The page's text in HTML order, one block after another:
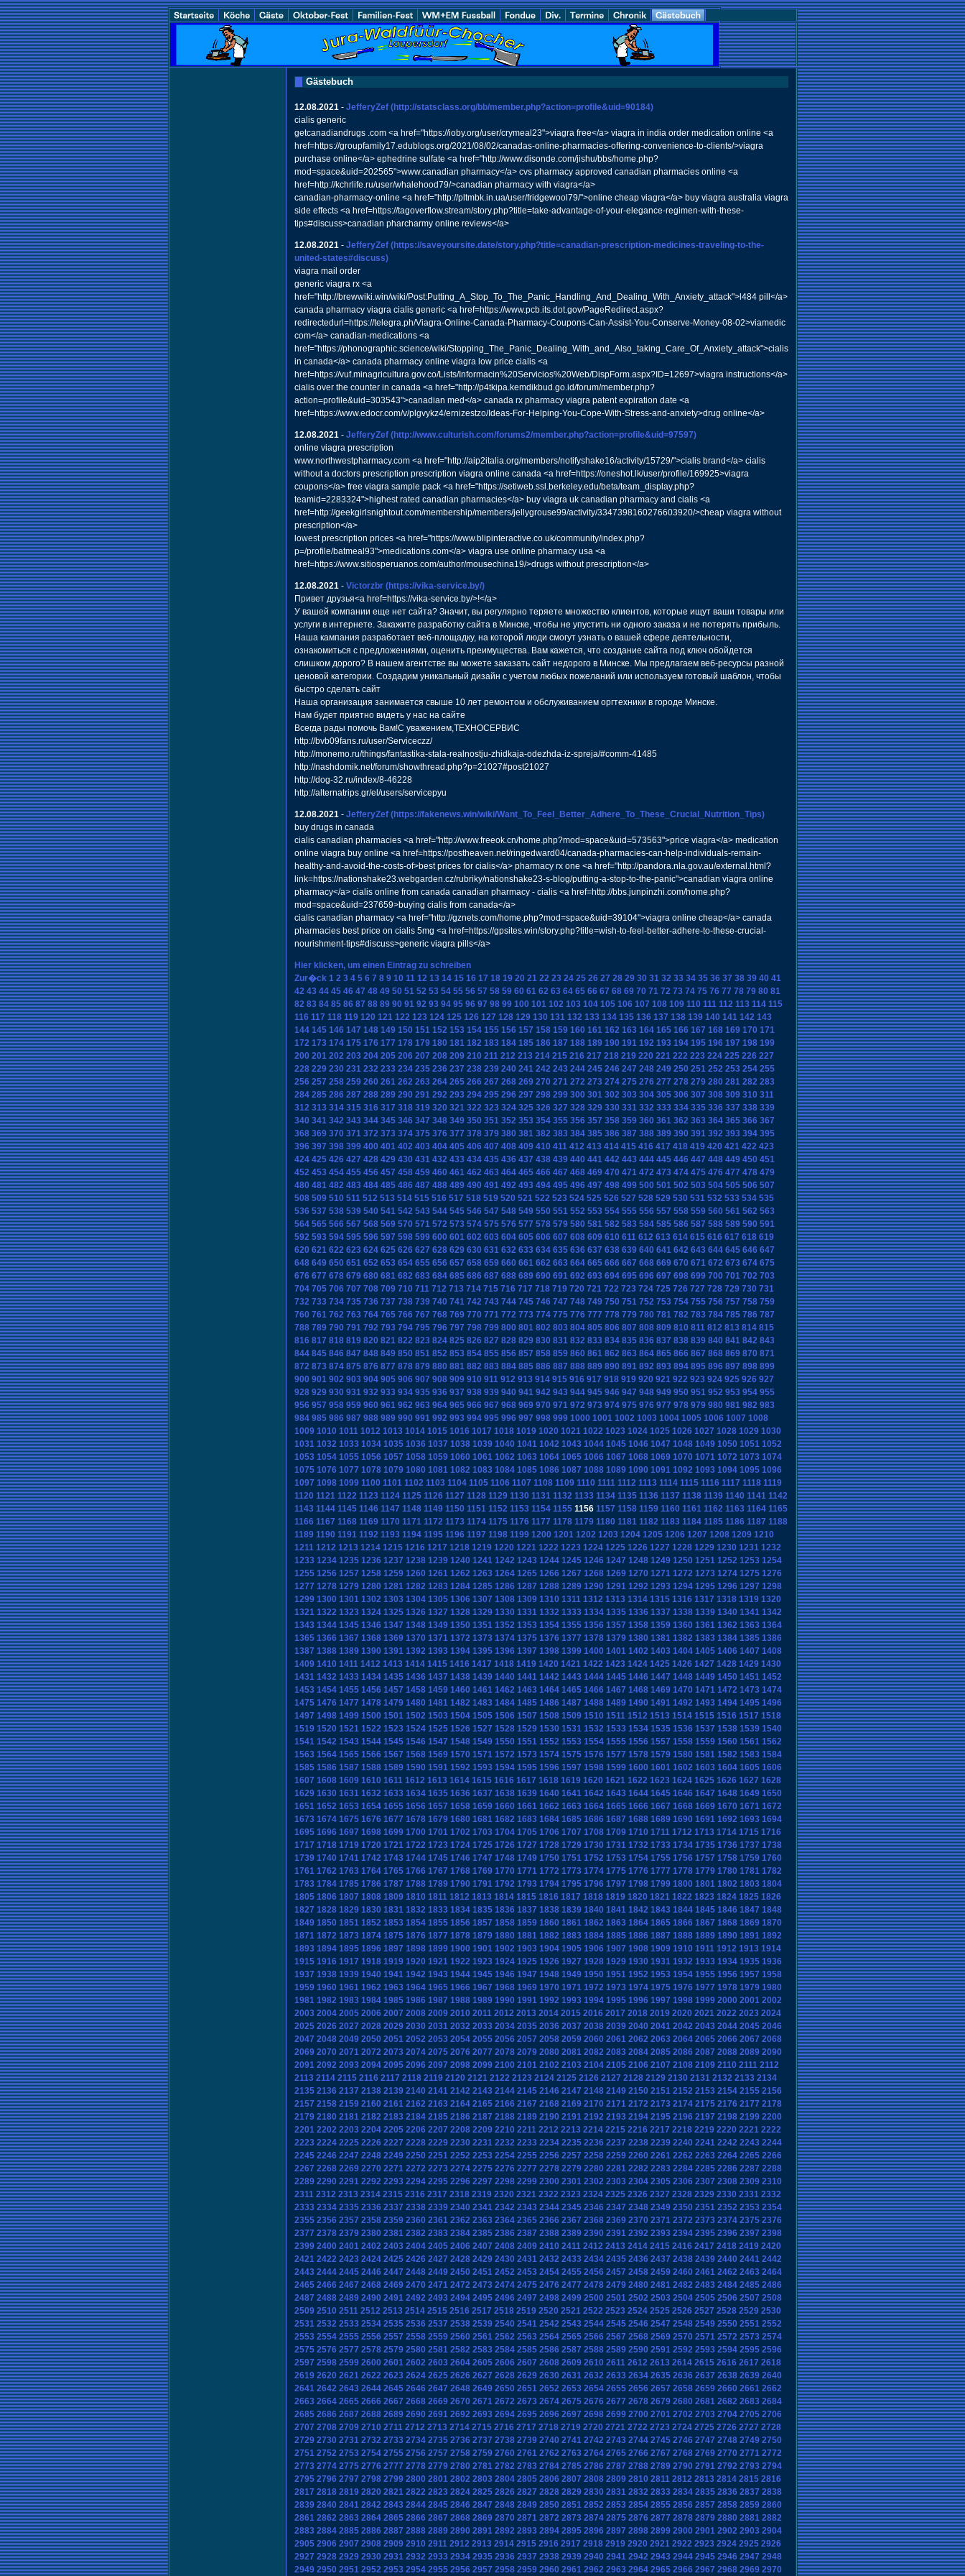
Gästebuch
12.08.2021- JefferyZef (http://statsclass.org/bb/member.php?action=profile&uid=90184)
cialis generic
getcanadiandrugs .com <a href="https://ioby.org/user/crymeal23">viagra free</a> viagra in india order medication online <a
href=https://groupfamily17.edublogs.org/2021/08/02/canadas-online-pharmacies-offering-convenience-to-clients/>viagra
purchase online</a> ephedrine sulfate <a href="http://www.disonde.com/jishu/bbs/home.php?
mod=space&uid=202565">www.canadian pharmacy</a> cvs pharmacy approved canadian pharmacies online <a
href=http://kchrlife.ru/user/whalehood79/>canadian pharmacy with viagra</a>
canadian-pharmacy-online <a href="http://pltmbk.in.ua/user/fridgewool79/">online cheap viagra</a> buy viagra australia viagra
side effects <a href=https://tagoverflow.stream/story.php?title=take-advantage-of-your-elegance-regimen-with-these-
tips#discuss>canadian pharcharmy online reviews</a>
12.08.2021- JefferyZef (https://saveyoursite.date/story.php?title=canadian-prescription-medicines-traveling-to-the-
united-states#discuss)
viagra mail order
generic viagra rx <a
href="http://brewwiki.win/wiki/Post:Putting_A_Stop_To_The_Panic_Handling_And_Dealing_With_Anxiety_attack">l484 pill</a>
canada pharmacy viagra cialis generic <a href=https://www.pcb.its.dot.gov/PageRedirect.aspx?
redirectedurl=https://telegra.ph/Viagra-Online-Canada-Pharmacy-Coupons-Can-Assist-You-Conserve-Money-08-02>viamedic
com</a> canadian-medications <a
href="https://phonographic.science/wiki/Stopping_The_Panic_Dealing_With_and_Also_taking_Care_Of_Anxiety_attack">cialis
in canada</a> canada pharmacy online viagra low price cialis <a
href=https://vuf.minagricultura.gov.co/Lists/Informacin%20Servicios%20Web/DispForm.aspx?ID=12697>viagra instructions</a>
cialis over the counter in canada <a href="http://p4tkipa.kemdikbud.go.id/forum/member.php?
action=profile&uid=303543">canadian med</a> canada rx pharmacy viagra patent expiration date <a
href=https://www.edocr.com/v/plgvykz4/ernizestzo/Ideas-For-Helping-You-Cope-With-Stress-and-anxiety>drug online</a>
12.08.2021- JefferyZef (http://www.culturish.com/forums2/member.php?action=profile&uid=97597)
online viagra prescription
www.northwestpharmacy.com <a href="http://aip2italia.org/members/notifyshake16/activity/15729/">cialis brand</a> cialis
without a doctors prescription prescription viagra online canada <a href=https://oneshot.lk/user/profile/169925>viagra
coupons</a> free viagra sample pack <a href="https://setiweb.ssl.berkeley.edu/beta/team_display.php?
teamid=2283324">highest rated canadian pharmacies</a> buy viagra uk canadian pharmacy and cialis <a
href=http://geekgirlsnightout.com/membership/members/jellygrouse99/activity/3347398160276603920/>cheap viagra without
prescription</a>
lowest prescription prices <a href="https://www.blipinteractive.co.uk/community/index.php?
p=/profile/batmeal93">medications.com</a> viagra use online pharmacy usa <a
href=https://www.sitiosperuanos.com/author/mousechina19/>drugs without prescription</a>
12.08.2021- Victorzbr (https://vika-service.by/)
Привет друзья<a href=https://vika-service.by/>!</a>
У вашей компании еще нет сайта? Значит, вы регулярно теряете множество клиентов, которые ищут ваши товары или
услуги в интернете. Закажите разработку сайта в Минске, чтобы не упустить ни одного заказа и не потерять прибыль.
Наша кампания разработает веб-площадку, на которой люди смогут узнать о вашей сфере деятельности,
ознакомиться с предложениями, оценить преимущества. Вам кажется, что создание сайта под ключ обойдется
слишком дорого? В нашем агентстве вы можете заказать сайт недорого в Минске. Мы предлагаем веб-ресурсы разной
ценовой категории. Создадим уникальный дизайн с учетом любых пожеланий или используем готовый шаблон, чтобы
быстро сделать сайт
Наша организация занимается свыше 10 лет ремонтом и обслуживанием оргтехники в городе Минске.
Нам будет приятно видеть у нас на сайте
Всегда рады помочь Вам!С уважением,ТЕХНОСЕРВИC
http://bvb09fans.ru/user/Serviceczz/
http://monemo.ru/things/fantastika-stala-realnostju-zhidkaja-odezhda-iz-spreja/#comm-41485
http://nashdomik.net/forum/showthread.php?p=21027#post21027
http://dog-32.ru/index/8-46228
http://alternatrips.gr/el/users/servicepyu
12.08.2021- JefferyZef (https://fakenews.win/wiki/Want_To_Feel_Better_Adhere_To_These_Crucial_Nutrition_Tips)
buy drugs in canada
cialis canadian pharmacies <a href="http://www.freeok.cn/home.php?mod=space&uid=573563">price viagra</a> medication
online viagra buy online <a href=https://postheaven.net/ringedward04/canada-pharmacies-can-help-individuals-remain-
healthy-and-avoid-the-costs-of>best prices for cialis</a> pharmacy rx one <a href="http://pandora.nla.gov.au/external.html?
link=https://nationshake23.webgarden.cz/rubriky/nationshake23-s-blog/putting-a-stop-to-the-panic">canadian viagra online
pharmacy</a> cialis online from canada canadian pharmacy - cialis <a href=http://bbs.junpinzhi.com/home.php?
mod=space&uid=237659>buying cialis from canada</a>
cialis canadian pharmacy <a href="http://gznets.com/home.php?mod=space&uid=39104">viagra online cheap</a> canada
pharmacies best price on cialis 5mg <a href=https://gpsites.win/story.php?title=wish-to-feel-better-adhere-to-these-crucial-
nourishment-tips#discuss>generic viagra pills</a>
Hier klicken, um einen Eintrag zu schreiben
Zur�ck 1 2 3 4 5 6 7 8 9 10 11 12 13 14 15 16 17 18 19 20 21 22 23 24 25 26 27 28 29 30 31 32 33 34 35 36 37 38 39 40 41
42 43 44 45 46 47 48 49 50 51 52 53 54 55 56 57 58 59 60 61 62 63 64 65 66 67 68 69 70 71 72 73 74 75 76 77 78 79 80 81
82 83 84 85 86 87 88 89 90 91 92 93 94 95 96 97 98 99 100 101 102 103 104 105 106 107 108 109 110 111 112 113 114 115
116 117 118 119 120 121 122 123 124 125 126 127 128 129 130 131 132 133 134 135 136 137 138 139 140 141 142 143
144 145 146 147 148 149 150 151 152 153 154 155 156 157 158 159 160 161 162 163 164 165 166 167 168 169 170 171
172 173 174 175 176 177 178 179 180 181 182 183 184 185 186 187 188 189 190 191 192 193 194 195 196 197 198 199
200 201 202 203 204 205 206 207 208 209 210 211 212 213 214 215 216 217 218 219 220 221 222 223 224 225 226 227
228 229 230 231 232 233 234 235 236 237 238 239 240 241 242 243 244 245 246 247 248 249 250 251 252 253 254 255
256 257 258 259 260 261 262 263 264 265 266 267 268 269 270 271 272 273 274 275 276 277 278 279 280 281 282 283
284 285 286 287 288 289 290 291 292 293 294 295 296 297 298 299 300 301 302 303 304 305 306 307 308 309 310 311
312 313 314 315 316 317 318 319 320 321 322 323 324 325 326 327 328 329 330 331 332 333 334 335 336 337 338 339
340 341 342 343 344 345 346 347 348 349 350 351 352 353 354 355 356 357 358 359 360 361 362 363 364 365 366 367
368 369 370 371 372 373 374 375 376 377 378 379 380 381 382 383 384 385 386 387 388 389 390 391 392 393 394 395
396 397 398 399 400 401 402 403 404 405 406 407 408 409 410 411 412 413 414 415 416 417 418 419 420 421 422 423
424 425 426 427 428 429 430 431 432 433 434 435 436 437 438 439 440 441 442 443 444 445 446 447 448 449 450 451
452 453 454 455 456 457 458 459 460 461 462 463 464 465 466 467 468 469 470 471 472 473 474 475 476 477 478 479
480 481 482 483 484 485 486 487 488 489 490 491 492 493 494 495 496 497 498 499 500 501 502 503 504 505 506 507
508 509 510 511 512 513 514 515 516 517 518 519 520 521 522 523 524 525 526 527 528 529 530 531 532 533 534 535
536 537 538 539 540 541 542 543 544 545 546 547 548 549 550 551 552 553 554 555 556 557 558 559 560 561 562 563
564 565 566 567 568 569 570 571 572 573 574 575 576 577 578 579 580 581 582 583 584 585 586 587 588 589 590 591
592 593 594 595 596 597 598 599 600 601 602 603 604 605 606 607 608 609 610 611 612 613 614 615 616 617 618 619
620 621 622 623 624 625 626 627 628 629 630 631 632 633 634 635 636 637 638 639 640 641 642 643 644 645 646 647
648 649 650 651 652 653 654 655 656 657 658 659 660 661 662 663 664 665 666 667 668 669 670 671 672 673 674 675
676 677 678 679 680 681 682 683 684 685 686 687 688 689 690 691 692 693 694 695 696 697 698 699 700 701 702 703
704 705 706 707 708 709 710 711 712 713 714 715 716 717 718 719 720 721 722 723 724 725 726 727 728 729 730 731
732 733 734 735 736 737 738 739 740 741 742 743 744 745 746 747 748 749 750 751 752 753 754 755 756 757 758 759
760 761 762 763 764 765 766 767 768 769 770 771 772 773 774 775 776 777 778 779 780 781 782 783 784 785 786 787
788 789 790 791 792 793 794 795 796 797 798 799 800 801 802 803 804 805 806 807 808 809 810 811 812 813 814 815
816 817 818 819 820 821 822 823 824 825 826 827 828 829 830 831 832 833 834 835 836 837 838 839 840 841 842 843
844 845 846 847 848 849 850 851 852 853 854 855 856 857 858 859 860 861 862 863 864 865 866 867 868 869 870 871
872 873 874 875 876 877 878 879 880 881 882 883 884 885 886 887 888 889 890 891 892 893 894 895 896 897 898 899
900 901 902 903 904 905 906 907 908 909 910 911 912 913 914 915 916 917 918 919 920 921 922 923 924 925 926 927
928 929 930 931 932 933 934 935 936 937 938 939 940 941 942 943 944 945 946 947 948 949 950 951 952 953 954 955
956 957 958 959 960 961 962 963 964 965 966 967 968 969 970 971 972 973 974 975 976 977 978 979 980 981 982 983
984 985 986 987 988 989 990 991 992 993 994 995 996 997 998 999 1000 1001 1002 1003 1004 1005 1006 1007 1008
1009 1010 1011 1012 1013 1014 1015 1016 1017 1018 1019 1020 1021 1022 1023 1024 1025 1026 1027 1028 1029 1030
1031 1032 1033 1034 1035 1036 1037 1038 1039 1040 1041 1042 1043 1044 1045 1046 1047 1048 1049 1050 1051 1052
1053 1054 1055 1056 1057 1058 1059 1060 1061 1062 1063 1064 1065 1066 1067 1068 1069 1070 1071 1072 1073 1074
1075 1076 1077 1078 1079 1080 1081 1082 1083 1084 1085 1086 1087 1088 1089 1090 1091 1092 1093 1094 1095 1096
1097 1098 1099 1100 1101 1102 1103 1104 1105 1106 1107 1108 1109 1110 1111 1112 1113 1114 1115 1116 1117 1118 1119
1120 1121 1122 1123 1124 1125 1126 1127 1128 1129 1130 1131 1132 1133 1134 1135 1136 1137 1138 1139 1140 1141 1142
1143 1144 1145 1146 1147 1148 1149 1150 1151 1152 1153 1154 1155 1156 1157 1158 1159 1160 1161 1162 1163 1164 1165
1166 1167 1168 1169 1170 1171 1172 1173 1174 1175 1176 1177 1178 1179 1180 1181 1182 1183 1184 1185 1186 1187 1188
1189 1190 1191 1192 1193 1194 1195 1196 1197 1198 1199 1200 1201 1202 1203 1204 1205 1206 1207 1208 1209 1210
1211 1212 1213 1214 1215 1216 1217 1218 1219 1220 1221 1222 1223 1224 1225 1226 1227 1228 1229 1230 1231 1232
1233 1234 1235 1236 1237 1238 1239 1240 1241 1242 1243 1244 1245 1246 1247 1248 1249 1250 1251 1252 1253 1254
1255 1256 1257 1258 1259 1260 1261 1262 1263 1264 1265 1266 1267 1268 1269 1270 1271 1272 1273 1274 1275 1276
1277 1278 1279 1280 1281 1282 1283 1284 1285 1286 1287 1288 1289 1290 1291 1292 1293 1294 1295 1296 1297 1298
1299 1300 1301 1302 1303 1304 1305 1306 1307 1308 1309 1310 1311 1312 1313 1314 1315 1316 1317 1318 1319 1320
1321 1322 1323 1324 1325 1326 1327 1328 1329 1330 1331 1332 1333 1334 1335 1336 1337 1338 1339 1340 1341 1342
1343 1344 1345 1346 1347 1348 1349 1350 1351 1352 1353 1354 1355 1356 1357 1358 1359 1360 1361 1362 1363 1364
1365 1366 1367 1368 1369 1370 1371 1372 1373 1374 1375 1376 1377 1378 1379 1380 1381 1382 1383 1384 1385 1386
1387 1388 1389 1390 1391 1392 1393 1394 1395 1396 1397 1398 1399 1400 1401 1402 1403 1404 1405 1406 1407 1408
1409 1410 1411 1412 1413 1414 1415 1416 1417 1418 1419 1420 1421 1422 1423 1424 1425 1426 1427 1428 1429 1430
1431 1432 1433 1434 1435 1436 1437 1438 1439 1440 1441 1442 1443 1444 1445 1446 1447 1448 1449 1450 1451 1452
1453 1454 1455 1456 1457 1458 1459 1460 1461 1462 1463 1464 1465 1466 1467 1468 1469 1470 1471 1472 1473 1474
1475 1476 1477 1478 1479 1480 1481 1482 1483 1484 1485 1486 1487 1488 1489 1490 1491 1492 1493 1494 1495 1496
1497 1498 1499 1500 1501 1502 1503 1504 1505 1506 1507 1508 1509 1510 1511 1512 1513 1514 1515 1516 1517 1518
1519 1520 1521 1522 1523 1524 1525 1526 1527 1528 1529 1530 1531 1532 1533 1534 1535 1536 1537 1538 1539 1540
1541 1542 1543 1544 1545 1546 1547 1548 1549 1550 1551 1552 1553 1554 1555 1556 1557 1558 1559 1560 1561 1562
1563 1564 1565 1566 1567 1568 1569 1570 1571 1572 1573 1574 1575 1576 1577 1578 1579 1580 1581 1582 1583 1584
1585 1586 1587 1588 1589 1590 1591 1592 1593 1594 1595 1596 1597 1598 1599 1600 1601 1602 1603 1604 1605 1606
1607 1608 1609 1610 1611 1612 1613 1614 1615 1616 1617 1618 1619 1620 1621 1622 1623 1624 1625 1626 1627 1628
1629 1630 1631 1632 1633 1634 1635 1636 1637 1638 1639 1640 1641 1642 1643 1644 1645 1646 1647 1648 1649 1650
1651 1652 1653 1654 1655 1656 1657 1658 1659 1660 1661 1662 1663 1664 1665 1666 1667 1668 1669 1670 1671 1672
1673 1674 1675 1676 1677 1678 1679 1680 1681 1682 1683 1684 1685 1686 1687 1688 1689 1690 1691 1692 1693 1694
1695 1696 1697 1698 1699 1700 1701 1702 1703 1704 1705 1706 1707 1708 1709 1710 1711 1712 1713 1714 1715 1716
1717 1718 1719 1720 1721 1722 1723 1724 1725 1726 1727 1728 1729 1730 1731 1732 1733 1734 1735 1736 1737 1738
1739 1740 1741 1742 1743 1744 1745 1746 1747 1748 1749 1750 1751 1752 1753 1754 1755 1756 1757 1758 1759 1760
1761 1762 1763 1764 1765 1766 1767 1768 1769 1770 1771 1772 1773 1774 1775 1776 1777 1778 1779 1780 1781 1782
1783 1784 1785 1786 1787 1788 1789 1790 1791 1792 1793 1794 1795 1796 1797 1798 1799 1800 1801 1802 1803 1804
1805 1806 1807 1808 1809 1810 1811 1812 1813 1814 1815 1816 1817 1818 1819 1820 1821 1822 1823 1824 1825 1826
1827 1828 1829 1830 1831 1832 1833 1834 1835 1836 1837 1838 1839 1840 1841 1842 1843 1844 1845 1846 1847 1848
1849 1850 1851 1852 1853 1854 1855 1856 1857 1858 1859 1860 1861 1862 1863 1864 1865 1866 1867 1868 1869 1870
1871 1872 1873 1874 1875 1876 1877 1878 1879 1880 1881 1882 1883 1884 1885 1886 1887 1888 1889 1890 1891 1892
1893 1894 1895 1896 1897 1898 1899 1900 1901 1902 1903 1904 1905 1906 1907 1908 1909 1910 1911 1912 1913 1914
1915 1916 1917 1918 1919 1920 1921 1922 1923 1924 1925 1926 1927 1928 1929 1930 1931 1932 1933 1934 1935 1936
1937 1938 1939 1940 1941 1942 1943 1944 1945 1946 1947 1948 1949 1950 1951 1952 1953 1954 1955 1956 1957 1958
1959 1960 1961 1962 1963 1964 1965 1966 1967 1968 1969 1970 1971 1972 1973 1974 1975 1976 1977 1978 1979 1980
1981 1982 1983 1984 1985 1986 1987 1988 1989 1990 1991 1992 1993 1994 1995 1996 1997 1998 1999 2000 2001 2002
2003 2004 2005 2006 2007 2008 2009 2010 2011 2012 2013 2014 2015 2016 2017 2018 2019 2020 2021 2022 2023 2024
2025 2026 2027 2028 2029 2030 2031 2032 2033 2034 2035 2036 2037 2038 2039 2040 2041 2042 2043 2044 2045 2046
2047 2048 2049 2050 2051 2052 2053 2054 2055 2056 2057 2058 2059 2060 2061 2062 2063 2064 2065 2066 2067 2068
2069 2070 2071 2072 2073 2074 2075 2076 2077 2078 2079 2080 2081 2082 2083 2084 2085 2086 2087 2088 2089 2090
2091 2092 2093 2094 2095 2096 2097 2098 2099 2100 2101 2102 2103 2104 2105 2106 2107 2108 2109 2110 2111 2112
2113 2114 2115 2116 2117 2118 2119 2120 2121 2122 2123 2124 2125 2126 2127 2128 2129 2130 2131 2132 2133 2134
2135 2136 2137 2138 2139 2140 2141 2142 2143 2144 2145 2146 2147 2148 2149 2150 2151 2152 2153 2154 2155 2156
2157 2158 2159 2160 2161 2162 2163 2164 2165 2166 2167 2168 2169 2170 2171 2172 2173 2174 2175 2176 2177 2178
2179 2180 2181 2182 2183 2184 2185 2186 2187 2188 2189 2190 2191 2192 2193 2194 2195 2196 2197 2198 2199 2200
2201 2202 2203 2204 2205 2206 2207 2208 2209 2210 2211 2212 2213 2214 2215 2216 2217 2218 2219 2220 2221 2222
2223 2224 2225 2226 2227 2228 2229 2230 2231 2232 2233 2234 2235 2236 2237 2238 2239 2240 2241 2242 2243 2244
2245 2246 2247 2248 2249 2250 2251 2252 2253 2254 2255 2256 2257 2258 2259 2260 2261 2262 2263 2264 2265 2266
2267 2268 2269 2270 2271 2272 2273 2274 2275 2276 2277 2278 2279 2280 2281 2282 2283 2284 2285 2286 2287 2288
2289 2290 2291 2292 2293 2294 2295 2296 2297 2298 2299 2300 2301 2302 2303 2304 2305 2306 2307 2308 2309 2310
2311 2312 2313 2314 2315 2316 2317 2318 2319 2320 2321 2322 2323 2324 2325 2326 2327 2328 2329 2330 2331 2332
2333 2334 2335 2336 2337 2338 2339 2340 2341 2342 2343 2344 2345 2346 2347 2348 2349 2350 2351 2352 2353 2354
2355 2356 2357 2358 2359 2360 2361 2362 2363 2364 2365 2366 2367 2368 2369 2370 2371 2372 2373 2374 2375 2376
2377 2378 2379 2380 2381 2382 2383 2384 2385 2386 2387 2388 2389 2390 2391 2392 2393 2394 2395 2396 2397 2398
2399 2400 2401 2402 2403 2404 2405 2406 2407 2408 2409 2410 2411 2412 2413 2414 2415 2416 2417 2418 2419 2420
2421 2422 2423 2424 2425 2426 2427 2428 2429 2430 2431 2432 2433 2434 2435 2436 2437 2438 2439 2440 2441 2442
2443 2444 2445 2446 2447 2448 2449 2450 2451 2452 2453 2454 2455 2456 2457 2458 2459 2460 2461 2462 2463 2464
2465 2466 2467 2468 2469 2470 2471 2472 2473 2474 2475 2476 2477 2478 2479 2480 2481 2482 2483 2484 2485 2486
2487 2488 2489 2490 2491 2492 2493 2494 2495 2496 2497 2498 2499 2500 2501 2502 2503 2504 2505 2506 2507 2508
2509 2510 2511 2512 2513 2514 2515 2516 2517 2518 2519 2520 2521 2522 2523 2524 2525 2526 2527 2528 2529 2530
2531 2532 2533 2534 2535 2536 2537 2538 2539 2540 2541 2542 2543 2544 2545 2546 2547 2548 2549 2550 2551 2552
2553 2554 2555 2556 2557 2558 2559 2560 2561 2562 2563 2564 2565 2566 2567 2568 2569 2570 2571 2572 2573 2574
2575 2576 2577 2578 2579 2580 2581 2582 2583 2584 2585 2586 2587 2588 2589 2590 2591 2592 2593 2594 2595 2596
2597 2598 2599 2600 2601 2602 2603 2604 2605 2606 2607 2608 2609 2610 2611 2612 2613 2614 2615 2616 2617 2618
2619 2620 2621 2622 2623 2624 2625 2626 2627 2628 2629 2630 2631 2632 2633 2634 2635 2636 2637 2638 2639 2640
2641 2642 2643 2644 2645 2646 2647 2648 2649 2650 2651 2652 2653 2654 2655 2656 2657 2658 2659 2660 2661 2662
2663 2664 2665 2666 2667 2668 2669 2670 2671 2672 2673 2674 2675 2676 2677 2678 2679 2680 2681 2682 2683 2684
2685 2686 2687 2688 2689 2690 2691 2692 2693 2694 2695 2696 2697 2698 2699 2700 2701 2702 2703 2704 2705 2706
2707 2708 2709 2710 2711 2712 2713 2714 2715 2716 2717 2718 2719 2720 2721 2722 2723 2724 2725 2726 2727 2728
2729 2730 2731 2732 2733 2734 2735 2736 2737 2738 2739 2740 2741 2742 2743 2744 2745 2746 2747 2748 2749 2750
2751 2752 2753 2754 2755 2756 2757 2758 2759 2760 2761 2762 2763 2764 2765 2766 2767 2768 2769 2770 2771 2772
2773 2774 2775 2776 2777 2778 2779 2780 2781 2782 2783 2784 2785 2786 2787 2788 2789 2790 2791 2792 2793 2794
2795 2796 2797 2798 2799 2800 2801 2802 2803 2804 2805 2806 2807 2808 2809 2810 2811 2812 2813 2814 2815 2816
2817 2818 2819 2820 2821 2822 2823 2824 2825 2826 2827 2828 2829 2830 2831 2832 2833 2834 2835 2836 2837 2838
2839 2840 2841 2842 2843 2844 2845 2846 2847 2848 2849 2850 2851 2852 2853 2854 2855 2856 2857 2858 2859 2860
2861 2862 2863 2864 2865 2866 2867 2868 2869 2870 2871 2872 2873 2874 2875 2876 2877 2878 2879 2880 2881 2882
2883 2884 2885 2886 2887 2888 2889 2890 2891 2892 2893 2894 2895 2896 2897 2898 2899 2900 2901 2902 2903 2904
2905 2906 2907 2908 2909 2910 2911 2912 2913 2914 2915 2916 2917 2918 2919 2920 2921 2922 2923 2924 2925 2926
2927 2928 2929 2930 2931 2932 2933 2934 2935 2936 2937 2938 2939 2940 2941 2942 2943 2944 2945 2946 2947 2948
2949 2950 2951 2952 2953 2954 2955 2956 2957 2958 2959 2960 2961 2962 2963 2964 2965 2966 2967 2968 2969 2970